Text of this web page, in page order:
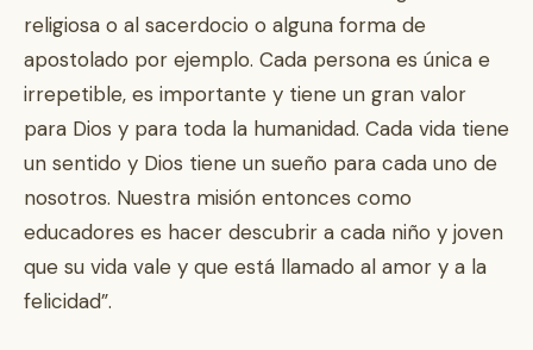
religiosa o al sacerdocio o alguna forma de
apostolado por ejemplo. Cada persona es única e
irrepetible, es importante y tiene un gran valor
para Dios y para toda la humanidad. Cada vida tiene
un sentido y Dios tiene un sueño para cada uno de
nosotros. Nuestra misión entonces como
educadores es hacer descubrir a cada niño y joven
que su vida vale y que está llamado al amor y a la
felicidad”.